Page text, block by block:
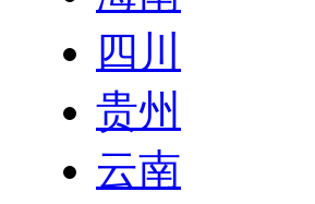
四川
贵州
云南